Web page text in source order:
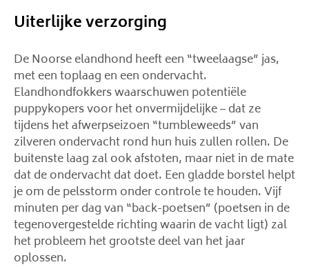
Uiterlijke verzorging
De Noorse elandhond heeft een “tweelaagse” jas,
met een toplaag en een ondervacht.
Elandhondfokkers waarschuwen potentiële
puppykopers voor het onvermijdelijke – dat ze
tijdens het afwerpseizoen “tumbleweeds” van
zilveren ondervacht rond hun huis zullen rollen. De
buitenste laag zal ook afstoten, maar niet in de mate
dat de ondervacht dat doet. Een gladde borstel helpt
je om de pelsstorm onder controle te houden. Vijf
minuten per dag van “back-poetsen” (poetsen in de
tegenovergestelde richting waarin de vacht ligt) zal
het probleem het grootste deel van het jaar
oplossen.